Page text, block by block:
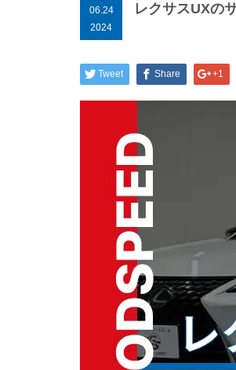
06.24
2024
レクサスUXの
Tweet Share +1